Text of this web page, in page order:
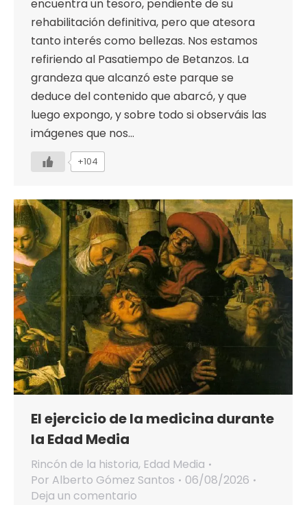
encuentra un tesoro, pendiente de su
rehabilitación definitiva, pero que atesora
tanto interés como bellezas. Nos estamos
refiriendo al Pasatiempo de Betanzos. La
grandeza que alcanzó este parque se
deduce del contenido que abarcó, y que
luego expongo, y sobre todo si observáis las
imágenes que nos…
+104
El ejercicio de la medicina durante
la Edad Media
Rincón de la historia, Edad Media
Por Alberto Gómez Santos
06/08/2026
Deja un comentario